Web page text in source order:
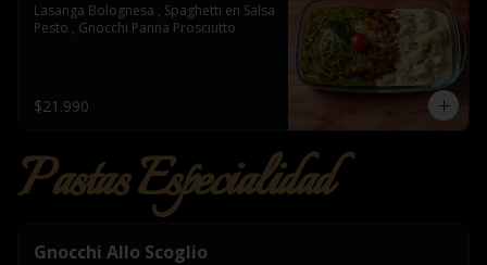
Lasanga Bolognesa , Spaghetti en Salsa
Pesto , Gnocchi Panna Prosciutto
$21.990
Pastas Especialidad
Gnocchi Allo Scoglio